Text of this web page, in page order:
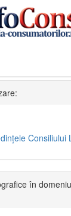
Consiliului
în